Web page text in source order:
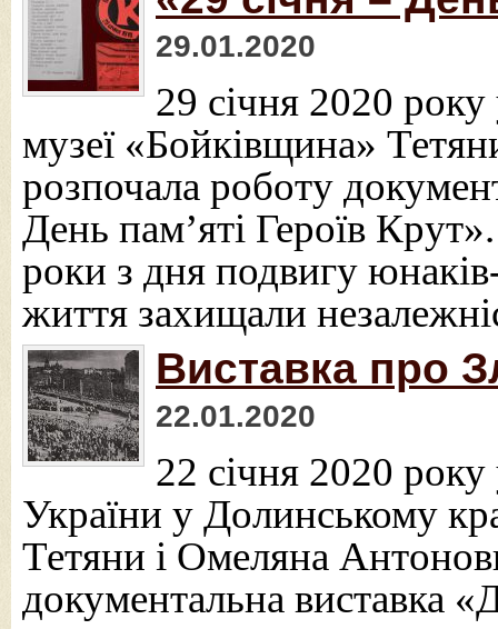
29.01.2020
29 січня 2020
музеї «Бойківщина»
розпочала роботу
День пам’яті Героїв
роки з дня подвигу
життя захищали
Виставка про
22.01.2020
22 січня 2020
України у Долинському
Тетяни і Омеляна
документальна виставка